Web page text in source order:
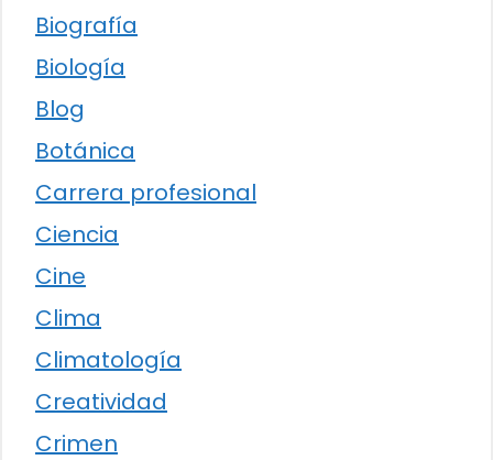
Biografía
Biología
Blog
Botánica
Carrera profesional
Ciencia
Cine
Clima
Climatología
Creatividad
Crimen